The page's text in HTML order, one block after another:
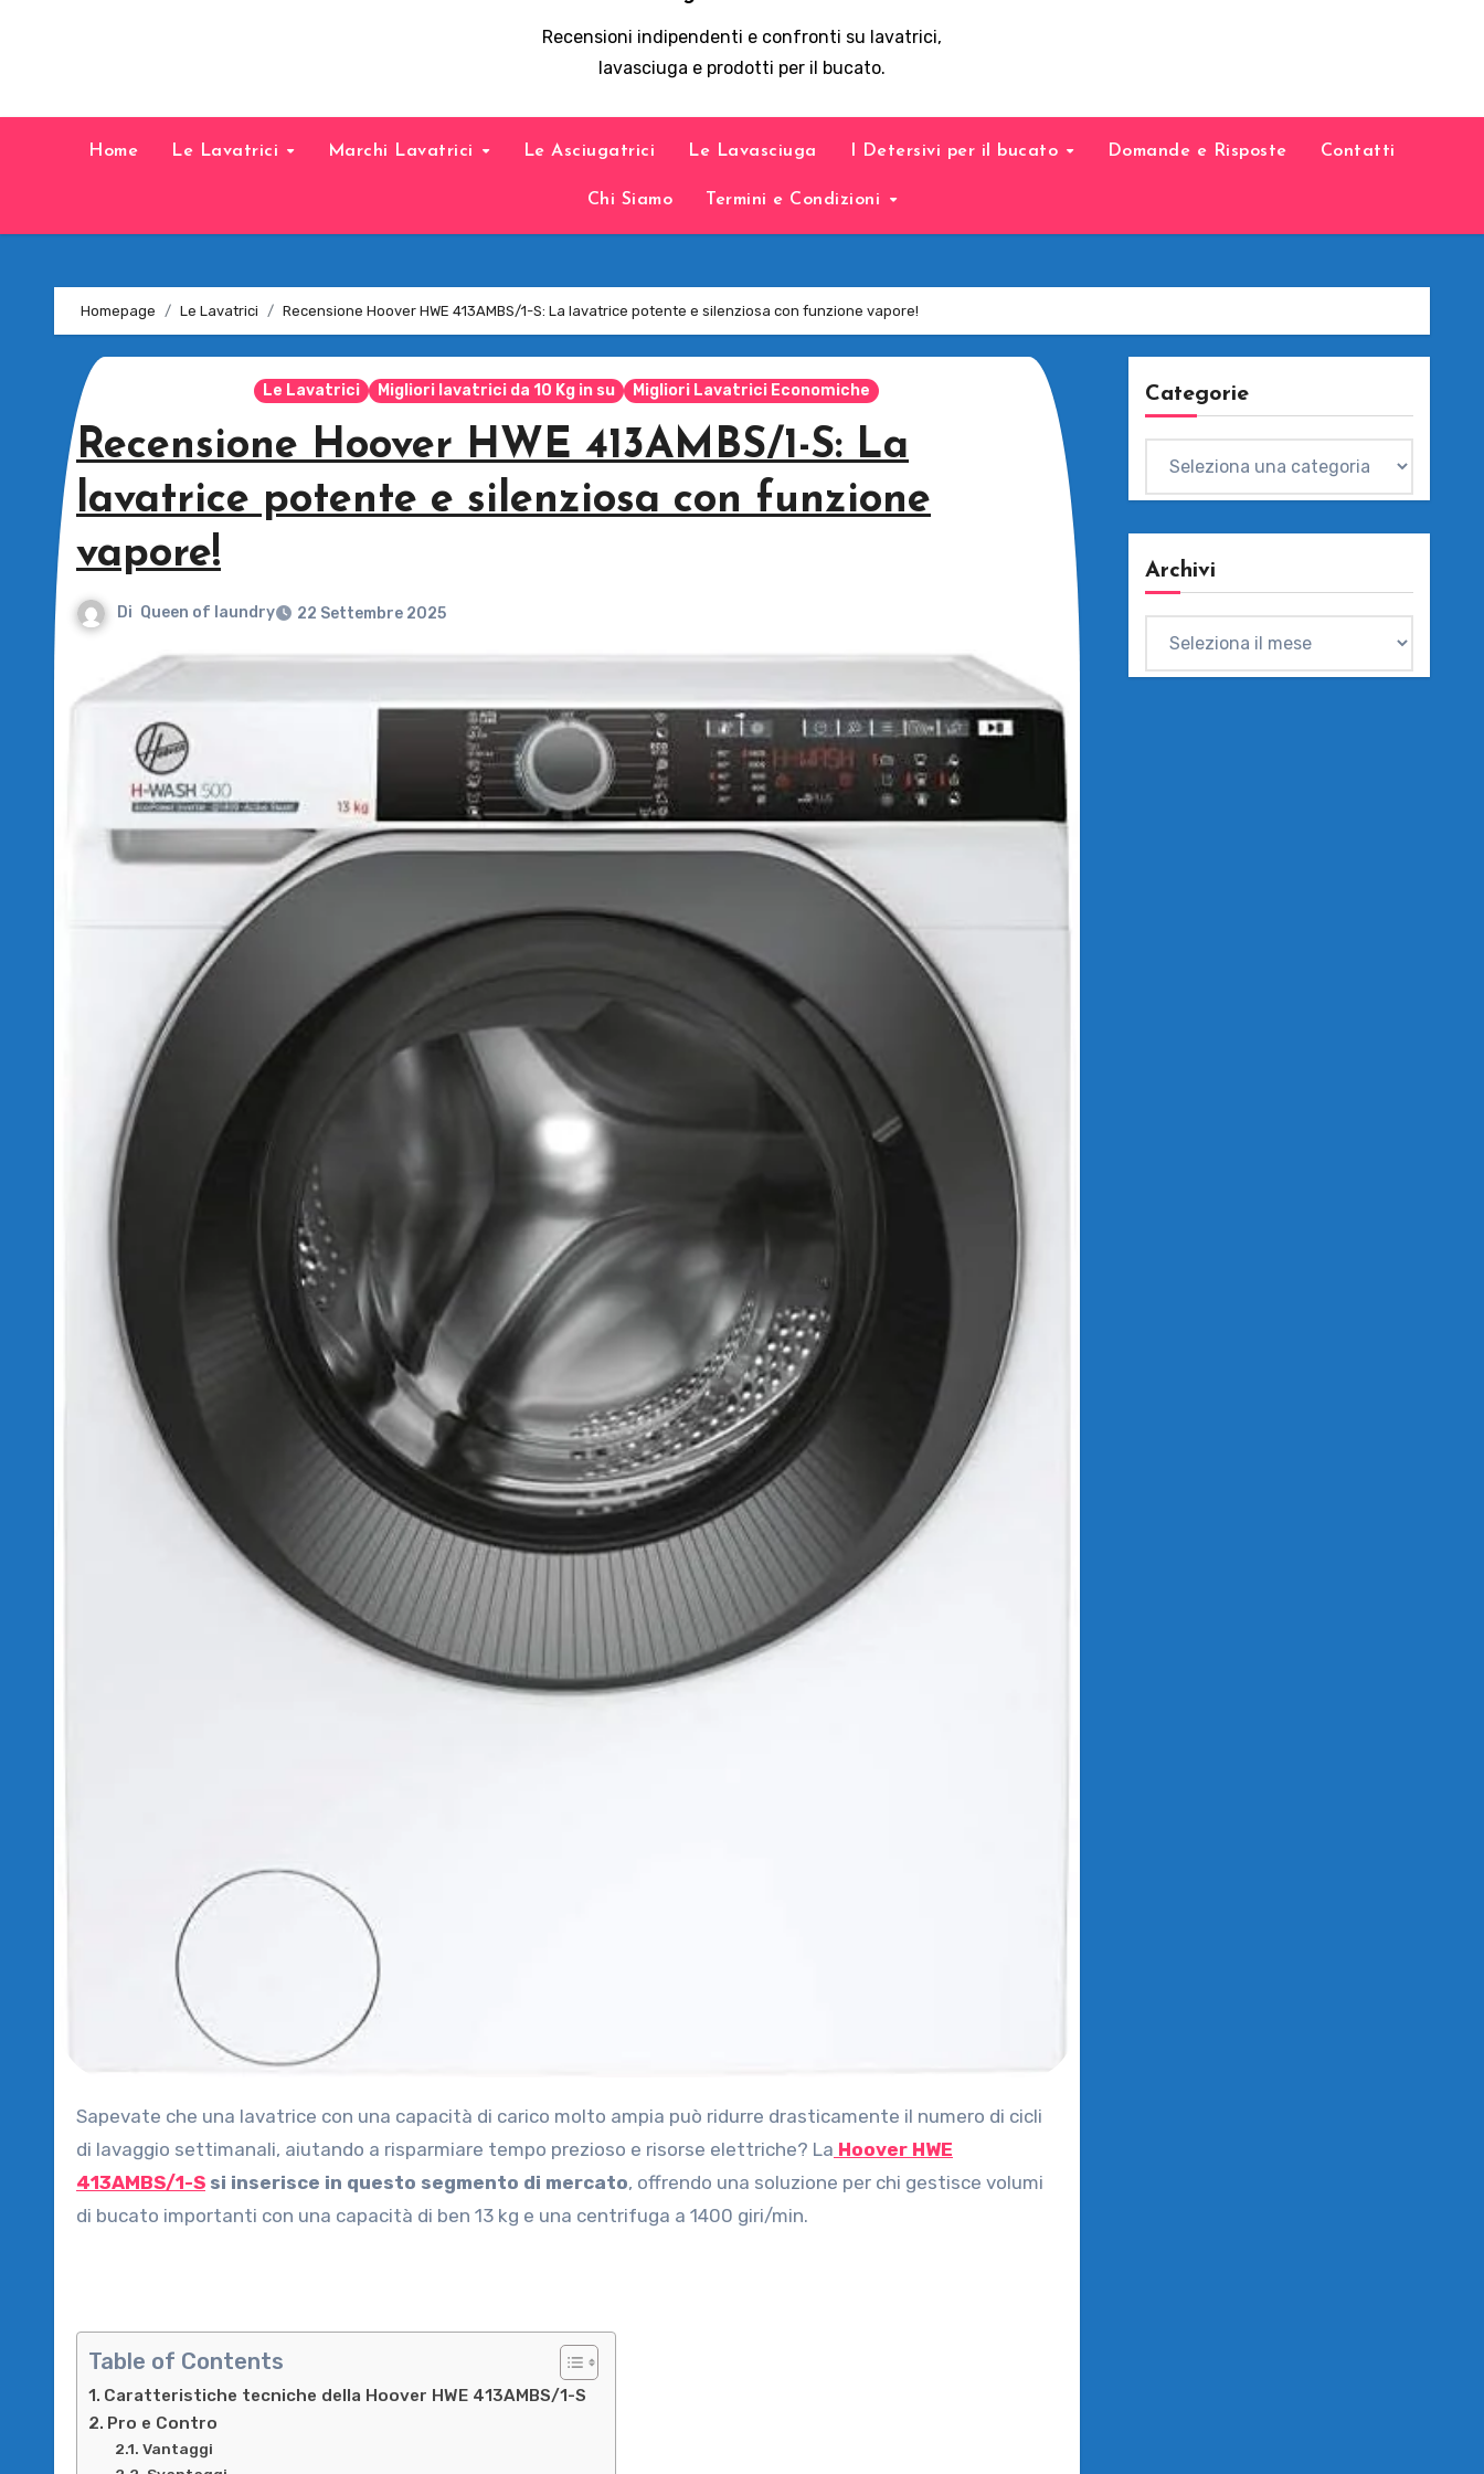
Recensioni indipendenti e confronti su lavatrici,
lavasciuga e prodotti per il bucato.
Home Le Lavatrici Marchi Lavatrici Le Asciugatrici Le Lavasciuga I Detersivi per il bucato Domande e Risposte Contatti
Chi Siamo Termini e Condizioni
Homepage Le Lavatrici Recensione Hoover HWE 413AMBS/1-S: La lavatrice potente e silenziosa con funzione vapore!
Le Lavatrici Migliori lavatrici da 10 Kg in su Migliori Lavatrici Economiche
Recensione Hoover HWE 413AMBS/1-S: La
lavatrice potente e silenziosa con funzione
vapore!
Di Queen of laundry 22 Settembre 2025
Sapevate che una lavatrice con una capacità di carico molto ampia può ridurre drasticamente il numero di cicli
di lavaggio settimanali, aiutando a risparmiare tempo prezioso e risorse elettriche? La Hoover HWE
413AMBS/1-S si inserisce in questo segmento di mercato, offrendo una soluzione per chi gestisce volumi
di bucato importanti con una capacità di ben 13 kg e una centrifuga a 1400 giri/min.
Table of Contents
Caratteristiche tecniche della Hoover HWE 413AMBS/1-S
Pro e Contro
Vantaggi
Categorie
Archivi